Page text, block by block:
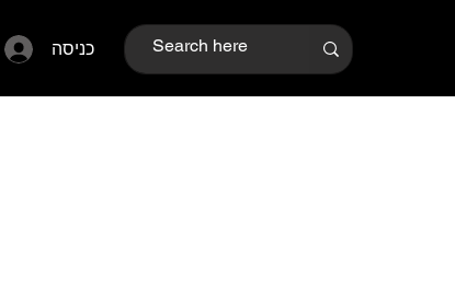
כניסה